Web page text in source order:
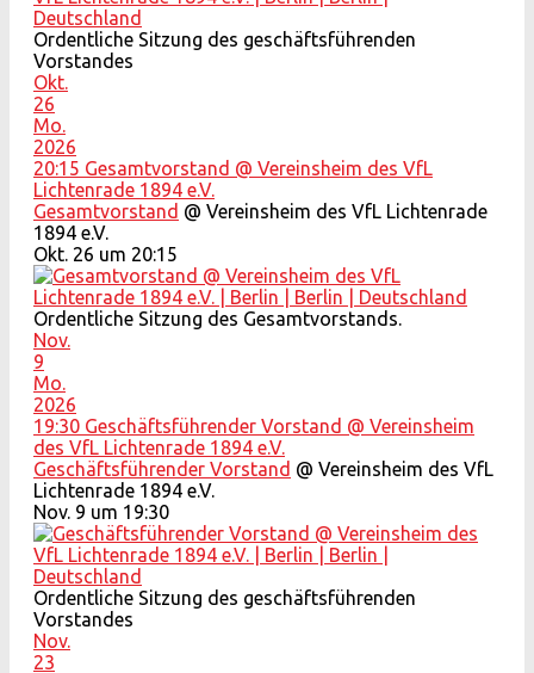
Ordentliche Sitzung des geschäftsführenden
Vorstandes
Okt.
26
Mo.
2026
20:15 Gesamtvorstand @ Vereinsheim des VfL
Lichtenrade 1894 e.V.
Gesamtvorstand @ Vereinsheim des VfL Lichtenrade
1894 e.V.
Okt. 26 um 20:15
Ordentliche Sitzung des Gesamtvorstands.
Nov.
9
Mo.
2026
19:30 Geschäftsführender Vorstand @ Vereinsheim
des VfL Lichtenrade 1894 e.V.
Geschäftsführender Vorstand @ Vereinsheim des VfL
Lichtenrade 1894 e.V.
Nov. 9 um 19:30
Ordentliche Sitzung des geschäftsführenden
Vorstandes
Nov.
23